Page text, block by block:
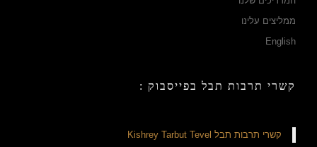
ממליצים עלינו
English
קשרי תרבות תבל בפייסבוק :
‏קשרי תרבות תבל Kishrey Tarbut Tevel‏